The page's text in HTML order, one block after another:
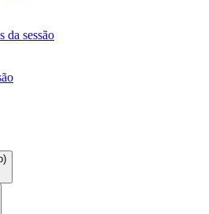
da sessão